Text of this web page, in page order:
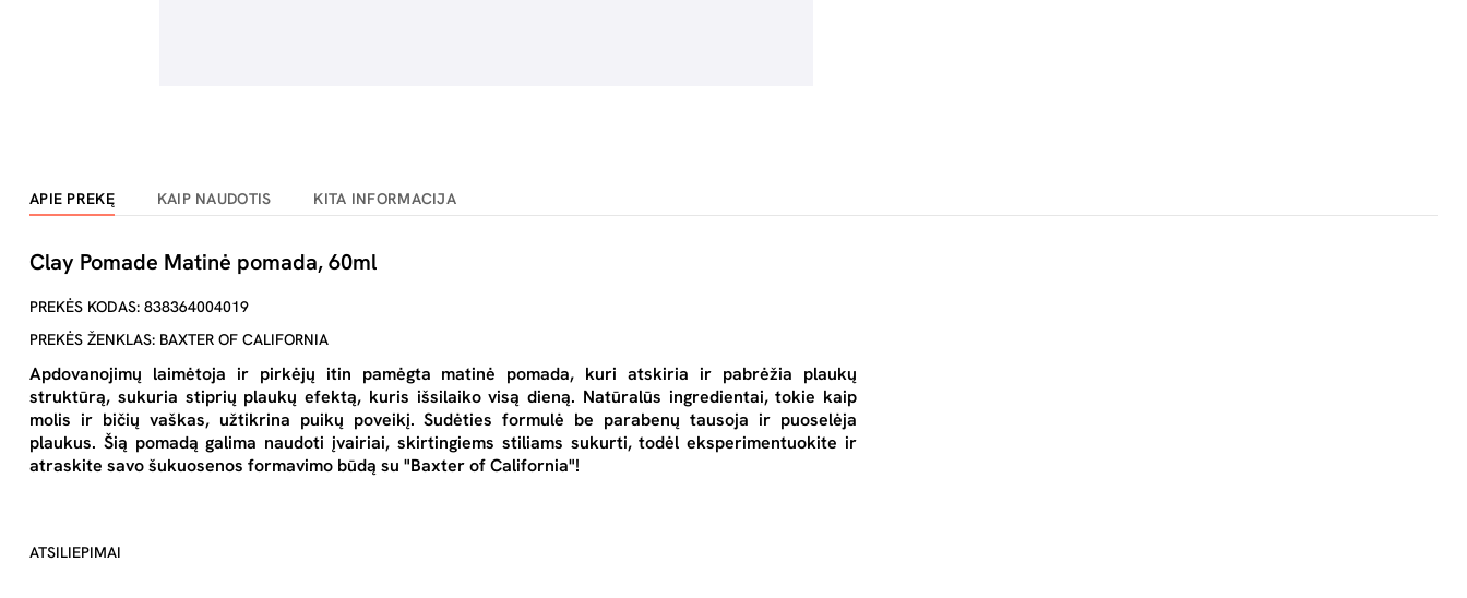
APIE PREKĘ KAIP NAUDOTIS KITA INFORMACIJA
Clay Pomade Matinė pomada, 60ml
PREKĖS KODAS: 838364004019
PREKĖS ŽENKLAS: BAXTER OF CALIFORNIA
Apdovanojimų laimėtoja ir pirkėjų itin pamėgta matinė pomada, kuri atskiria ir pabrėžia plaukų
struktūrą, sukuria stiprių plaukų efektą, kuris išsilaiko visą dieną. Natūralūs ingredientai, tokie kaip
molis ir bičių vaškas, užtikrina puikų poveikį. Sudėties formulė be parabenų tausoja ir puoselėja
plaukus. Šią pomadą galima naudoti įvairiai, skirtingiems stiliams sukurti, todėl eksperimentuokite ir
atraskite savo šukuosenos formavimo būdą su "Baxter of California"!
ATSILIEPIMAI